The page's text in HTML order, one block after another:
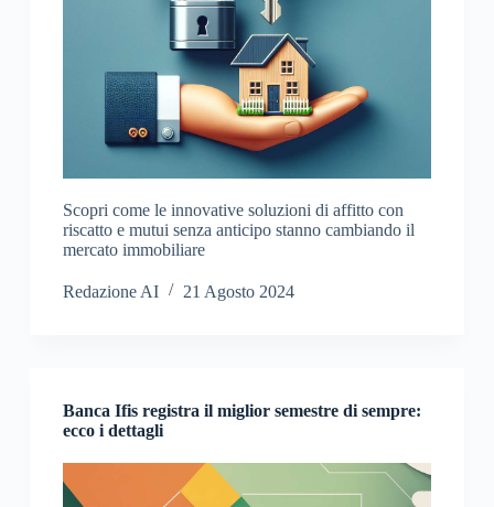
Scopri come le innovative soluzioni di affitto con
riscatto e mutui senza anticipo stanno cambiando il
mercato immobiliare
Redazione AI 21 Agosto 2024
Banca Ifis registra il miglior semestre di sempre:
ecco i dettagli